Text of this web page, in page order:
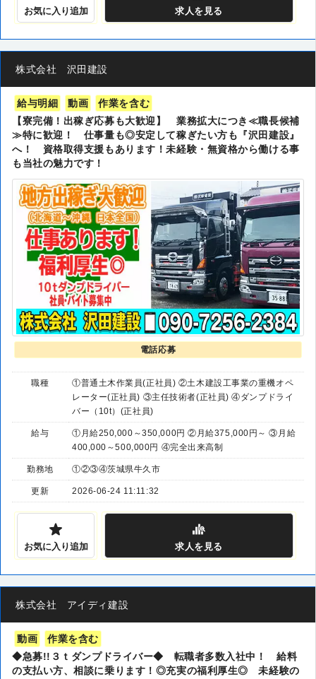
お気に入り追加 求人を見る
株式会社 沢田建設
給与明細 動画
作業を含む
【寮完備！出稼ぎ応募も大歓迎】 業務拡大につき≪職長候補
≫特に歓迎！ 仕事量も◎安定して稼ぎたい方も『沢田建設』
へ！ 資格取得支援もあります！未経験・無資格から働ける事
も当社の魅力です！
電話応募
職種
①普通土木作業員(正社員) ②土木建設工事業の重機オペ
レーター(正社員) ③主任技術者(正社員) ④ダンプドライ
バー（10t）(正社員)
給与
①月給250,000～350,000円 ②月給375,000円～ ③月給
400,000～500,000円 ④完全出来高制
勤務地 ①②③④茨城県牛久市
更新 2026-06-24 11:11:32
お気に入り追加 求人 を見る
株式会社 アイディ建設
動画
作業を含む
◆急募!!３ｔダンプドライバー◆ 転職者多数入社中！ 給料
の支払い方、相談に乗ります！◎充実の福利厚生◎ 未経験の